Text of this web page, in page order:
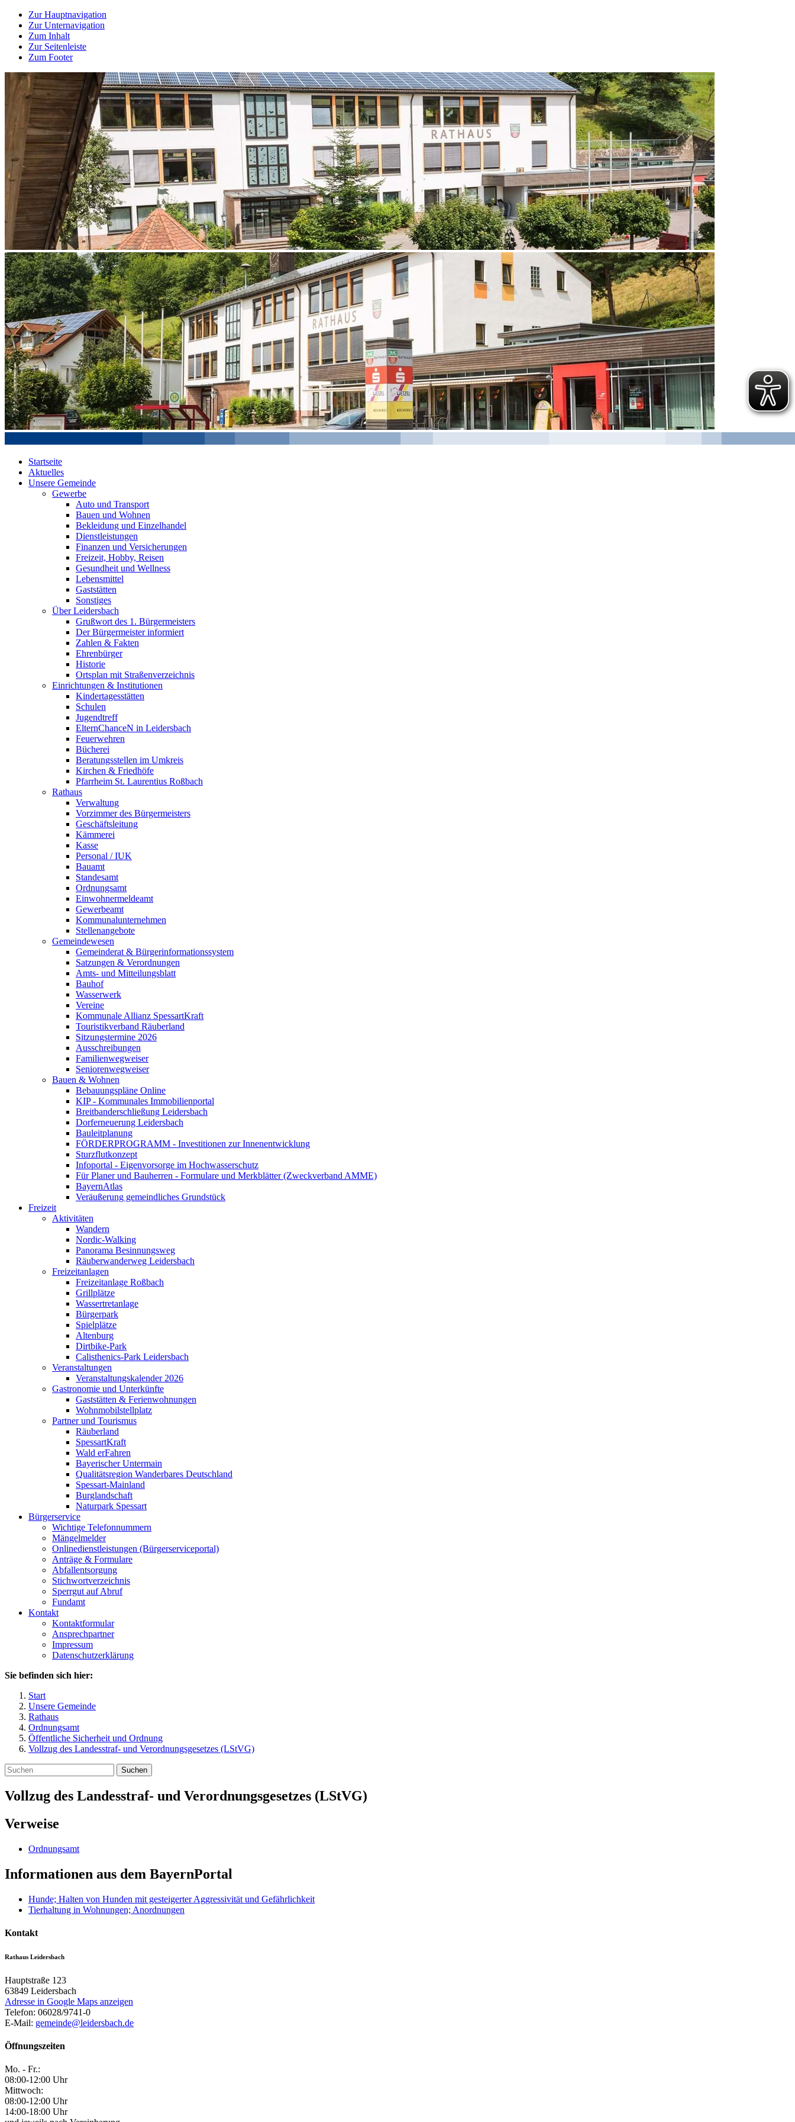
Zur Hauptnavigation
Zur Unternavigation
Zum Inhalt
Zur Seitenleiste
Zum Footer
Startseite
Aktuelles
Unsere Gemeinde
Gewerbe
Auto und Transport
Bauen und Wohnen
Bekleidung und Einzelhandel
Dienstleistungen
Finanzen und Versicherungen
Freizeit, Hobby, Reisen
Gesundheit und Wellness
Lebensmittel
Gaststätten
Sonstiges
Über Leidersbach
Grußwort des 1. Bürgermeisters
Der Bürgermeister informiert
Zahlen & Fakten
Ehrenbürger
Historie
Ortsplan mit Straßenverzeichnis
Einrichtungen & Institutionen
Kindertagesstätten
Schulen
Jugendtreff
ElternChanceN in Leidersbach
Feuerwehren
Bücherei
Beratungsstellen im Umkreis
Kirchen & Friedhöfe
Pfarrheim St. Laurentius Roßbach
Rathaus
Verwaltung
Vorzimmer des Bürgermeisters
Geschäftsleitung
Kämmerei
Kasse
Personal / IUK
Bauamt
Standesamt
Ordnungsamt
Einwohnermeldeamt
Gewerbeamt
Kommunalunternehmen
Stellenangebote
Gemeindewesen
Gemeinderat & Bürgerinformationssystem
Satzungen & Verordnungen
Amts- und Mitteilungsblatt
Bauhof
Wasserwerk
Vereine
Kommunale Allianz SpessartKraft
Touristikverband Räuberland
Sitzungstermine 2026
Ausschreibungen
Familienwegweiser
Seniorenwegweiser
Bauen & Wohnen
Bebauungspläne Online
KIP - Kommunales Immobilienportal
Breitbanderschließung Leidersbach
Dorferneuerung Leidersbach
Bauleitplanung
FÖRDERPROGRAMM - Investitionen zur Innenentwicklung
Sturzflutkonzept
Infoportal - Eigenvorsorge im Hochwasserschutz
Für Planer und Bauherren - Formulare und Merkblätter (Zweckverband AMME)
BayernAtlas
Veräußerung gemeindliches Grundstück
Freizeit
Aktivitäten
Wandern
Nordic-Walking
Panorama Besinnungsweg
Räuberwanderweg Leidersbach
Freizeitanlagen
Freizeitanlage Roßbach
Grillplätze
Wassertretanlage
Bürgerpark
Spielplätze
Altenburg
Dirtbike-Park
Calisthenics-Park Leidersbach
Veranstaltungen
Veranstaltungskalender 2026
Gastronomie und Unterkünfte
Gaststätten & Ferienwohnungen
Wohnmobilstellplatz
Partner und Tourismus
Räuberland
SpessartKraft
Wald erFahren
Bayerischer Untermain
Qualitätsregion Wanderbares Deutschland
Spessart-Mainland
Burglandschaft
Naturpark Spessart
Bürgerservice
Wichtige Telefonnummern
Mängelmelder
Onlinedienstleistungen (Bürgerserviceportal)
Anträge & Formulare
Abfallentsorgung
Stichwortverzeichnis
Sperrgut auf Abruf
Fundamt
Kontakt
Kontaktformular
Ansprechpartner
Impressum
Datenschutzerklärung
Sie befinden sich hier:
Start
Unsere Gemeinde
Rathaus
Ordnungsamt
Öffentliche Sicherheit und Ordnung
Vollzug des Landesstraf- und Verordnungsgesetzes (LStVG)
Suchen
Vollzug des Landesstraf- und Verordnungsgesetzes (LStVG)
Verweise
Ordnungsamt
Informationen aus dem BayernPortal
Hunde; Halten von Hunden mit gesteigerter Aggressivität und Gefährlichkeit
Tierhaltung in Wohnungen; Anordnungen
Kontakt
Rathaus Leidersbach
Hauptstraße 123
63849 Leidersbach
Adresse in Google Maps anzeigen
Telefon: 06028/9741-0
E-Mail: gemeinde@leidersbach.de
Öffnungszeiten
Mo. - Fr.:
08:00-12:00 Uhr
Mittwoch:
08:00-12:00 Uhr
14:00-18:00 Uhr